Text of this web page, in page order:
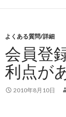
よくある質問/詳細
会員登
利点が
2010年8月10日